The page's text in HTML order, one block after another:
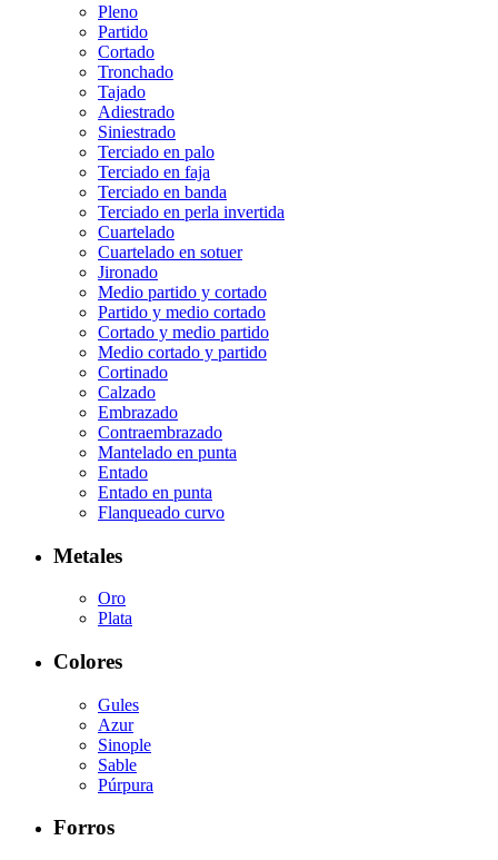
Pleno
Partido
Cortado
Tronchado
Tajado
Adiestrado
Siniestrado
Terciado en palo
Terciado en faja
Terciado en banda
Terciado en perla invertida
Cuartelado
Cuartelado en sotuer
Jironado
Medio partido y cortado
Partido y medio cortado
Cortado y medio partido
Medio cortado y partido
Cortinado
Calzado
Embrazado
Contraembrazado
Mantelado en punta
Entado
Entado en punta
Flanqueado curvo
Metales
Oro
Plata
Colores
Gules
Azur
Sinople
Sable
Púrpura
Forros